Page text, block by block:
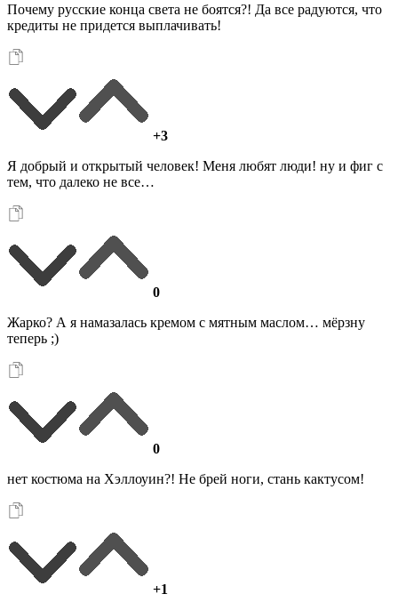
Почему русские конца света не боятся?! Да все радуются, что
кредиты не придется выплачивать!
+3
Я добрый и открытый человек! Меня любят люди! ну и фиг с
тем, что далеко не все…
0
Жарко? А я намазалась кремом с мятным маслом… мёрзну
теперь ;)
0
нет костюма на Хэллоуин?! Не брей ноги, стань кактусом!
+1